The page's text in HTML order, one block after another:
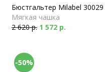
Бюстгальтер Milabel 30029
Мягкая чашка
2 620 р. 1 572 р.
-50%